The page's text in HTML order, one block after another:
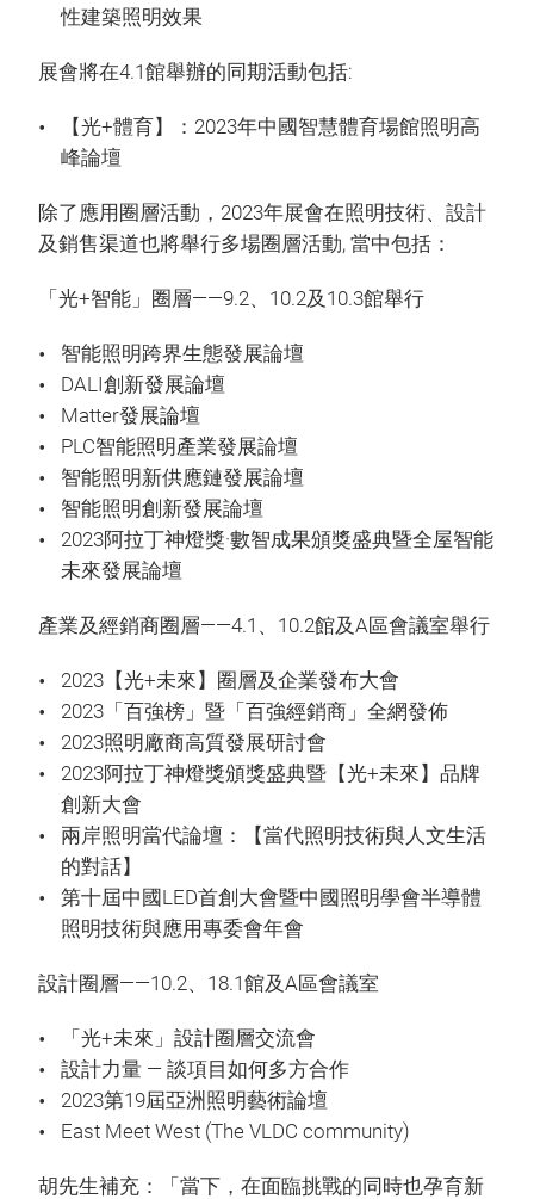
性建築照明效果
展會將在4.1館舉辦的同期活動包括:
【光+體育】：2023年中國智慧體育場館照明高
峰論壇
除了應用圈層活動，2023年展會在照明技術、設計
及銷售渠道也將舉行多場圈層活動, 當中包括：
「光+智能」圈層——9.2、10.2及10.3館舉行
智能照明跨界生態發展論壇
DALI創新發展論壇
Matter發展論壇
PLC智能照明產業發展論壇
智能照明新供應鏈發展論壇
智能照明創新發展論壇
2023阿拉丁神燈獎·數智成果頒獎盛典暨全屋智能
未來發展論壇
產業及經銷商圈層——4.1、10.2館及A區會議室舉行
2023【光+未來】圈層及企業發布大會
2023「百強榜」暨「百強經銷商」全網發佈
2023照明廠商高質發展研討會
2023阿拉丁神燈獎頒獎盛典暨【光+未來】品牌
創新大會
兩岸照明當代論壇：【當代照明技術與人文生活
的對話】
第十屆中國LED首創大會暨中國照明學會半導體
照明技術與應用專委會年會
設計圈層——10.2、18.1館及A區會議室
「光+未來」設計圈層交流會
設計力量 — 談項目如何多方合作
2023第19屆亞洲照明藝術論壇
East Meet West (The VLDC community)
胡先生補充：「當下，在面臨挑戰的同時也孕育新